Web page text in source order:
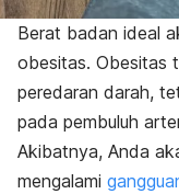
Berat badan ideal
obesitas. Obesitas
peredaran darah,
pada pembuluh
Akibatnya, Anda
mengalami